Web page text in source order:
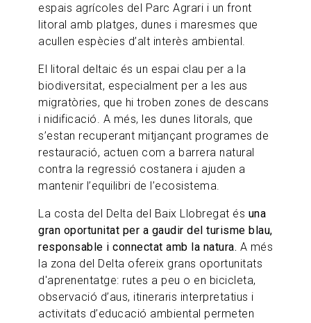
espais agrícoles del Parc Agrari i un front
litoral amb platges, dunes i maresmes que
acullen espècies d’alt interès ambiental.
El litoral deltaic és un espai clau per a la
biodiversitat, especialment per a les aus
migratòries, que hi troben zones de descans
i nidificació. A més, les dunes litorals, que
s’estan recuperant mitjançant programes de
restauració, actuen com a barrera natural
contra la regressió costanera i ajuden a
mantenir l’equilibri de l’ecosistema.
La costa del Delta del Baix Llobregat és una
gran oportunitat per a gaudir del turisme blau,
responsable i connectat amb la natura. A més
la zona del Delta ofereix grans oportunitats
d'aprenentatge: rutes a peu o en bicicleta,
observació d’aus, itineraris interpretatius i
activitats d’educació ambiental permeten